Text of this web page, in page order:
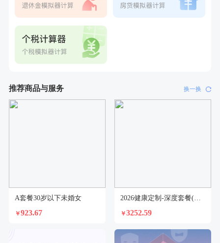
推荐商品与服务 换一换
A套餐30岁以下未婚女
￥923.67
2026健康定制-深度套餐(未婚女)
￥3252.59